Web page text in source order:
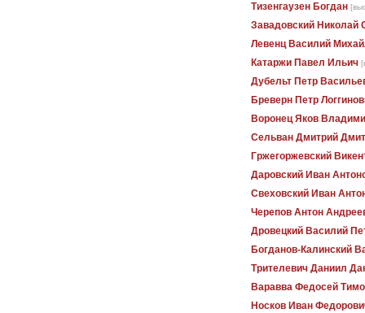
Тизенгаузен Богдан
Завадовский Николай
Левенц Василий
Катаржи Павел Ильич
Дубельт Петр
Бреверн Петр
Воронец Яков
Сельван Дмитрий
Гржегоржевский
Даровский Иван
Свеховский Иван
Черепов Антон
Дровецкий Василий
Богданов-Калинский
Трителевич Даниил
Варавва Федосей
Носков Иван